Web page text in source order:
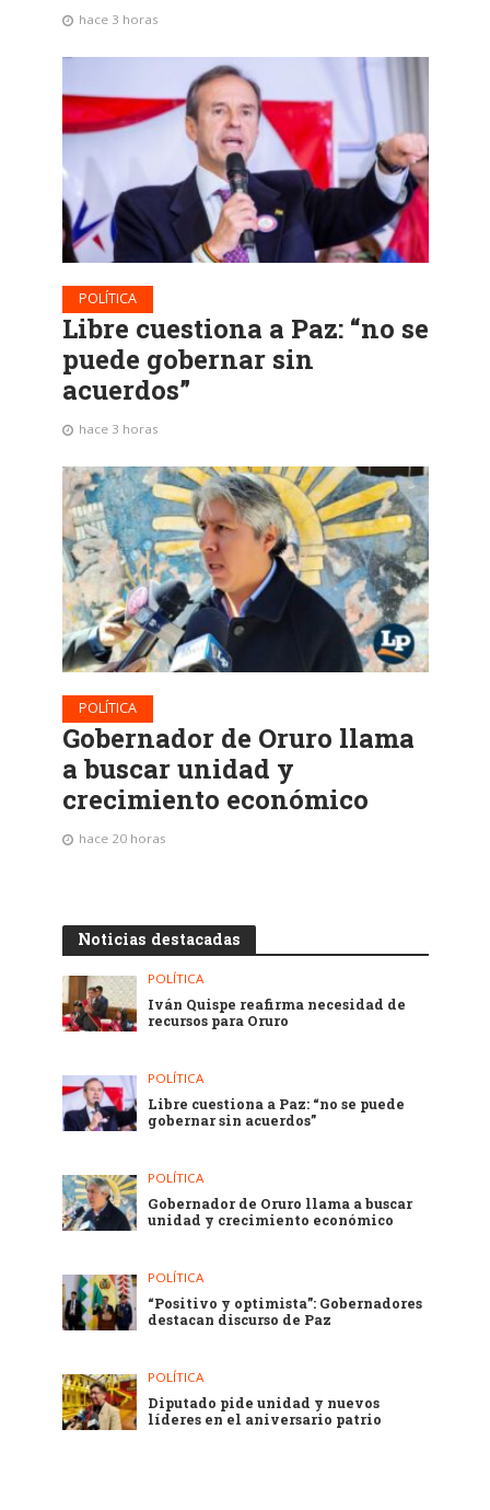
hace 3 horas
POLÍTICA
Libre cuestiona a Paz: “no se
puede gobernar sin
acuerdos”
hace 3 horas
POLÍTICA
Gobernador de Oruro llama
a buscar unidad y
crecimiento económico
hace 20 horas
Noticias destacadas
POLÍTICA
Iván Quispe reafirma necesidad de
recursos para Oruro
POLÍTICA
Libre cuestiona a Paz: “no se puede
gobernar sin acuerdos”
POLÍTICA
Gobernador de Oruro llama a buscar
unidad y crecimiento económico
POLÍTICA
“Positivo y optimista”: Gobernadores
destacan discurso de Paz
POLÍTICA
Diputado pide unidad y nuevos
líderes en el aniversario patrio